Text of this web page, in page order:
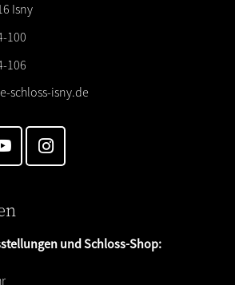
Isny
100
106
schloss-isny.de
und Schloss-Shop: